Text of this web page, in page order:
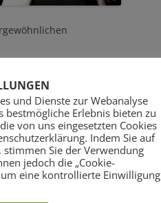
wirklich
sich verändern
bereits seit
Diskussionen hat er
und mit einer oft sehr
und Dienste zur Webanalyse
bestmögliche Erlebnis bieten zu
von uns eingesetzten Cookies
Indem Sie auf
stimmen Sie der Verwendung
jedoch die „Cookie-
um eine kontrollierte Einwilligung